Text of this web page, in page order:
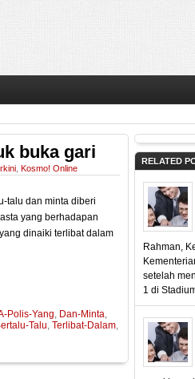
buka gari
Kosmo! Online
talu dan minta diberi
yang berhadapan
dinaiki terlibat dalam
Polis-Yang, Dan-Minta,
Talu, Terlibat-Dalam,
RELATED
Rahman,
setelah
1 di